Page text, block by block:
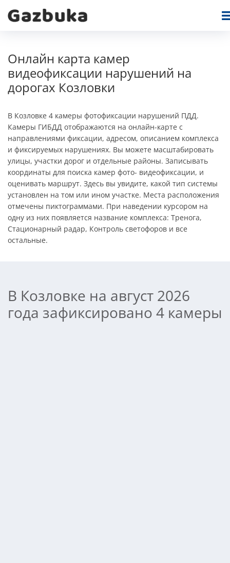
Онлайн карта камер
видеофиксации нарушений на
дорогах Козловки
В Козловке 4 камеры фотофиксации нарушений ПДД.
Камеры ГИБДД отображаются на онлайн-карте c
направлениями фиксации, адресом, описанием комплекса
и фиксируемых нарушениях. Вы можете масштабировать
улицы, участки дорог и отдельные районы. Записывать
координаты для поиска камер фото- видеофиксации, и
оценивать маршрут. Здесь вы увидите, какой тип системы
установлен на том или ином участке. Места расположения
отмечены пиктограммами. При наведении курсором на
одну из них появляется название комплекса: Тренога,
Стационарный радар, Контроль светофоров и все
остальные.
В Козловке на август 2026
года зафиксировано 4 камеры